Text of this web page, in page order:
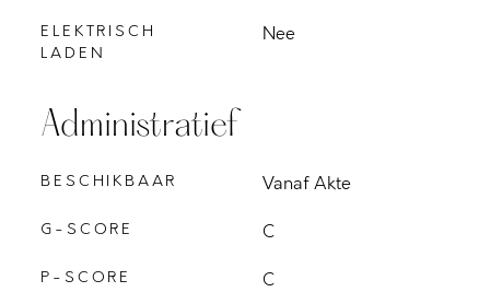
ELEKTRISCH
LADEN
Nee
Administratief
BESCHIKBAAR Vanaf Akte
G-SCORE C
P-SCORE C